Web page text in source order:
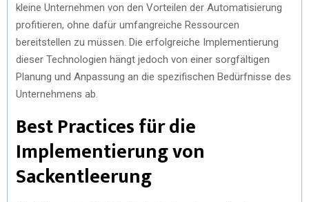
kleine Unternehmen von den Vorteilen der Automatisierung
profitieren, ohne dafür umfangreiche Ressourcen
bereitstellen zu müssen. Die erfolgreiche Implementierung
dieser Technologien hängt jedoch von einer sorgfältigen
Planung und Anpassung an die spezifischen Bedürfnisse des
Unternehmens ab.
Best Practices für die
Implementierung von
Sackentleerung